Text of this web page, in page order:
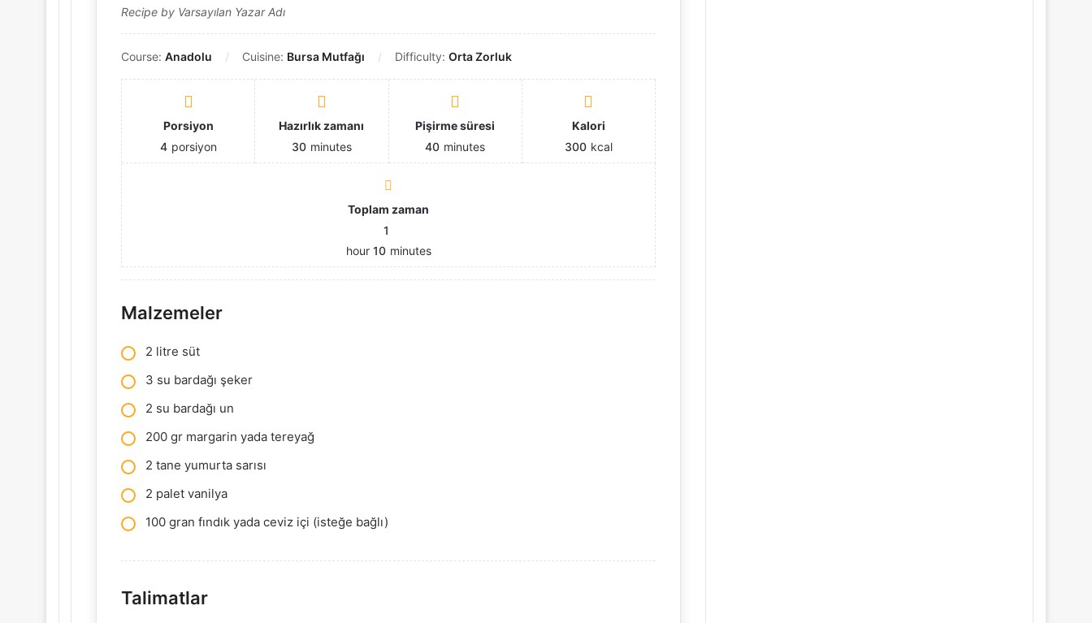
Recipe by Varsayılan Yazar Adı
Course: Anadolu Cuisine: Bursa Mutfağı Difficulty: Orta Zorluk
Porsiyon
4 porsiyon
Hazırlık zamanı
30 minutes
Pişirme süresi
40 minutes
Kalori
300 kcal
Toplam zaman
1
hour 10 minutes
Malzemeler
2 litre süt
3 su bardağı şeker
2 su bardağı un
200 gr margarin yada tereyağ
2 tane yumurta sarısı
2 palet vanilya
100 gran fındık yada ceviz içi (isteğe bağlı)
Talimatlar